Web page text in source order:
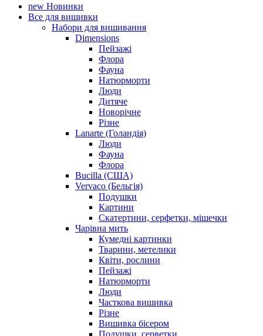
new Новинки
Все для вишивки
Набори для вишивання
Dimensions
Пейзажі
Флора
Фауна
Натюрморти
Люди
Дитяче
Новорічне
Різне
Lanarte (Голандія)
Люди
Фауна
Флора
Bucilla (США)
Vervaco (Бельгія)
Подушки
Картини
Скатертини, серфетки, мішечки
Чарiвна мить
Кумедні картинки
Тварини, метелики
Квіти, рослини
Пейзажі
Натюрморти
Люди
Часткова вишивка
Різне
Вишивка бісером
Подушки, серветки